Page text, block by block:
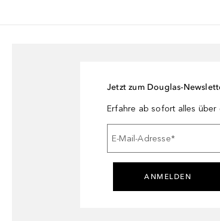
Jetzt zum Douglas-
Erfahre ab sofort alles über
E-Mail-Adresse*
ANMELDEN